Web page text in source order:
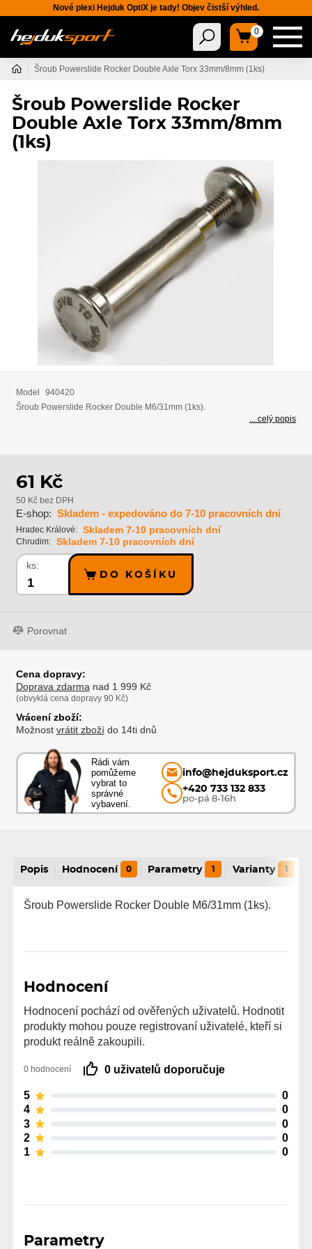
Nové plexi Hejduk OptiX je tady! Objev čistší výhled.
0
Šroub Powerslide Rocker Double Axle Torx 33mm/8mm (1ks)
Šroub Powerslide Rocker
Double Axle Torx 33mm/8mm
(1ks)
Model
940420
Šroub Powerslide Rocker Double M6/31mm (1ks).
... celý popis
61 Kč
50 Kč bez DPH
E-shop: Skladem - expedováno do 7-10 pracovních dní
Hradec Králové: Skladem 7-10 pracovních dní
Chrudim: Skladem 7-10 pracovních dní
ks:
DO KOŠÍKU
Porovnat
Cena dopravy:
Doprava zdarma nad 1 999 Kč
(obvyklá cena dopravy 90 Kč)
Vrácení zboží:
Možnost vrátit zbožído 14ti dnů
Rádi vám
pomůžeme
vybrat to
správné
vybavení.
info@hejduksport.cz
+420 733 132 833
po-pá 8-16h
Popis Hodnocení 0 Parametry 1 Varianty 1
Šroub Powerslide Rocker Double M6/31mm (1ks).
Hodnocení
Hodnocení pochází od ověřených uživatelů. Hodnotit
produkty mohou pouze registrovaní uživatelé, kteří si
produkt reálně zakoupili.
0 hodnocení 0 uživatelů doporučuje
5
0
4
0
3
0
2
0
1
0
Parametry